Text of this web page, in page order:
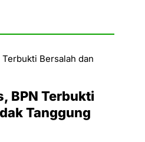
BPN Terbukti
Tanggung